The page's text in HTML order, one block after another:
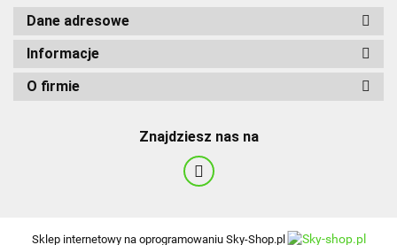
Dane adresowe
Informacje
O firmie
Znajdziesz nas na
Sklep internetowy na oprogramowaniu Sky-Shop.pl